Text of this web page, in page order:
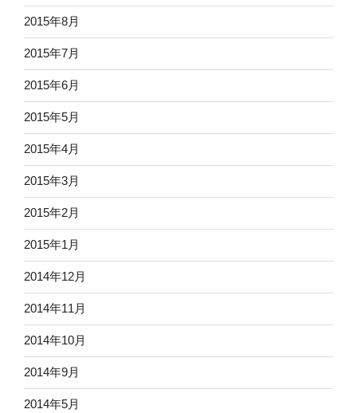
2015年8月
2015年7月
2015年6月
2015年5月
2015年4月
2015年3月
2015年2月
2015年1月
2014年12月
2014年11月
2014年10月
2014年9月
2014年5月